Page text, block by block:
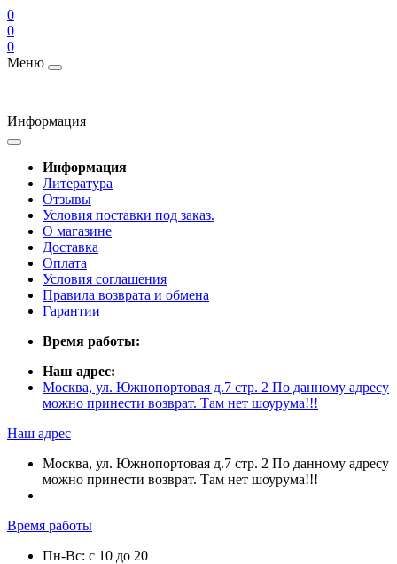
0
0
0
Меню
Информация
Информация
Литература
Отзывы
Условия поставки под заказ.
О магазине
Доставка
Оплата
Условия соглашения
Правила возврата и обмена
Гарантии
Время работы:
Наш адрес:
Москва, ул. Южнопортовая д.7 стр. 2 По данному адресу
можно принести возврат. Там нет шоурума!!!
Наш адрес
Москва, ул. Южнопортовая д.7 стр. 2 По данному адресу
можно принести возврат. Там нет шоурума!!!
Время работы
Пн-Вс: с 10 до 20